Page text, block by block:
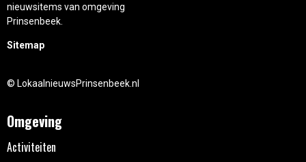
nieuwsitems van omgeving
Prinsenbeek.
Sitemap
© LokaalnieuwsPrinsenbeek.nl
Omgeving
Activiteiten